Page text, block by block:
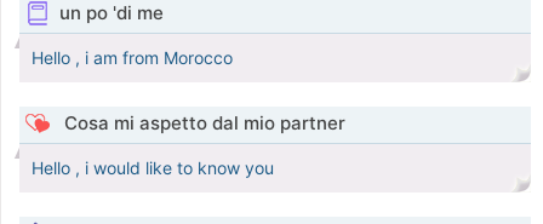
un po 'di me
Hello , i am from Morocco
Cosa mi aspetto dal mio partner
Hello , i would like to know you